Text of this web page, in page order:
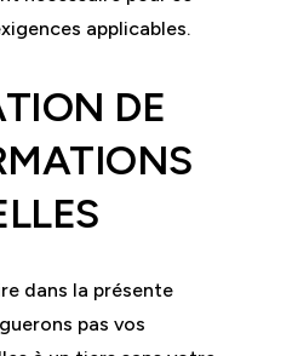
applicables.
DE
dans la présente
pas vos